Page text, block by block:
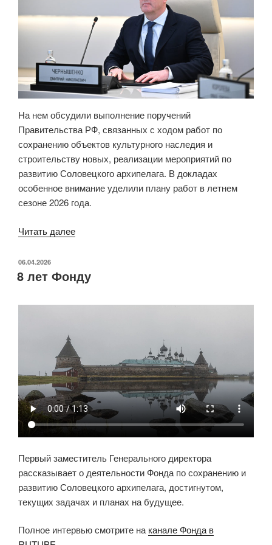
На нем обсудили выполнение поручений
Правительства РФ, связанных с ходом работ по
сохранению объектов культурного наследия и
строительству новых, реализации мероприятий по
развитию Соловецкого архипелага. В докладах
особенное внимание уделили плану работ в летнем
сезоне 2026 года.
Читать далее
летие
первого
Соловках
–
мощный
стимул
для
восстановления
и
поддержания
статуса
архипелага
одного
ОПУБЛИКОВАНО
06.04.2026
8 лет Фонду
Первый заместитель Генерального директора
рассказывает о деятельности Фонда по сохранению и
развитию Соловецкого архипелага, достигнутом,
текущих задачах и планах на будущее.
Полное интервью смотрите на канале Фонда в